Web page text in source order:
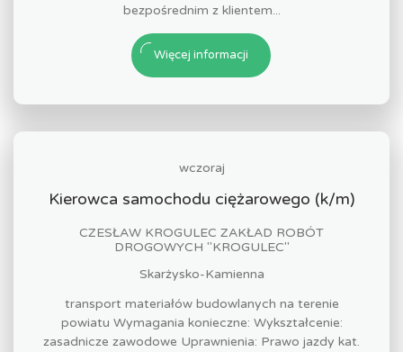
bezpośrednim z klientem...
Więcej informacji
wczoraj
Kierowca samochodu ciężarowego (k/m)
CZESŁAW KROGULEC ZAKŁAD ROBÓT
DROGOWYCH "KROGULEC"
Skarżysko-Kamienna
transport materiałów budowlanych na terenie
powiatu Wymagania konieczne: Wykształcenie:
zasadnicze zawodowe Uprawnienia: Prawo jazdy kat.